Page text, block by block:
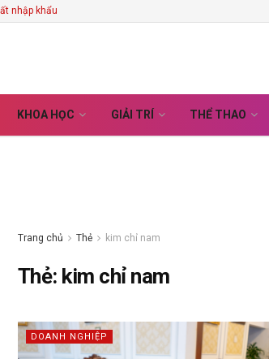
nhập khẩu
KHOA HỌC GIẢI TRÍ THỂ THAO
Trang chủ Thẻ kim chỉ nam
Thẻ: kim chỉ nam
DOANH NGHIỆP